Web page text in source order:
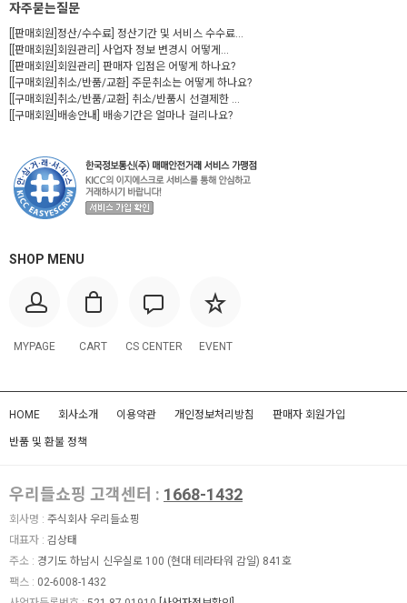
자주묻는질문
[[판매회원]정산/수수료] 정산기간 및 서비스 수수료...
[[판매회원]회원관리] 사업자 정보 변경시 어떻게...
[[판매회원]회원관리] 판매자 입점은 어떻게 하나요?
[[구매회원]취소/반품/교환] 주문취소는 어떻게 하나요?
[[구매회원]취소/반품/교환] 취소/반품시 선결제한 ...
[[구매회원]배송안내] 배송기간은 얼마나 걸리나요?
SHOP MENU
MYPAGE CART CS CENTER EVENT
HOME 회사소개 이용약관 개인정보처리방침 판매자 회원가입
반품 및 환불 정책
우리들쇼핑 고객센터 : 1668-1432
회사명 : 주식회사 우리들쇼핑
대표자 : 김상태
주소 : 경기도 하남시 신우실로 100 (현대 테라타워 감일) 841호
팩스 : 02-6008-1432